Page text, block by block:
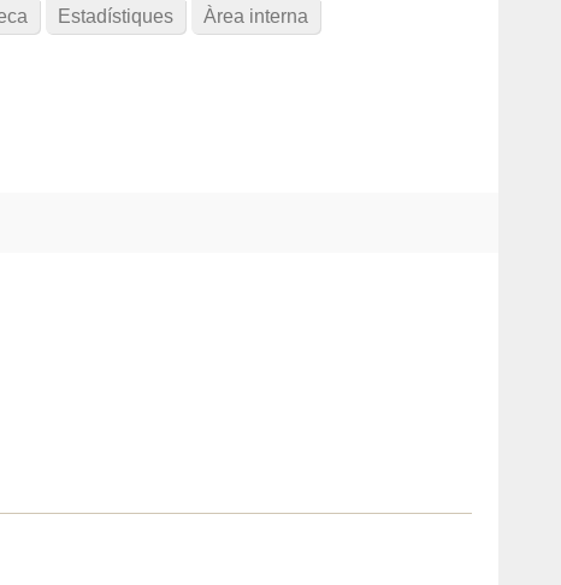
Estadístiques Àrea interna